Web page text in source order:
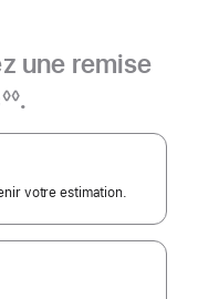
une remise
◊◊.
votre estimation.